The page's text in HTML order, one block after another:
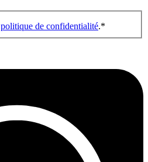
politique de confidentialité.*